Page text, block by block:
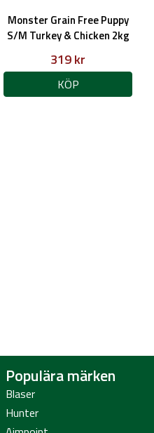
Monster Grain Free Puppy
S/M Turkey & Chicken 2kg
319 kr
KÖP
Populära märken
Blaser
Hunter